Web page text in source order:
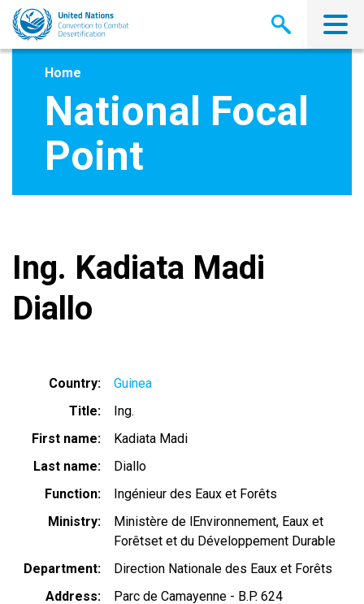
Skip
main
Home
National Focal
Point
Ing. Kadiata Madi
Diallo
Country
Guinea
Title
Ing.
First name
Kadiata Madi
Last name
Diallo
Function
Ingénieur des Eaux et Forêts
Ministry
Ministère de lEnvironnement, Eaux et
Forêtset et du Développement Durable
Department
Direction Nationale des Eaux et Forêts
Address
Parc de Camayenne - B.P. 624